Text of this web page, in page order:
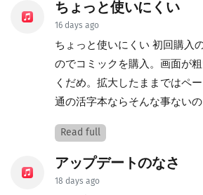
ちょっと使いにくい
16 days ago
ちょっと使いにくい 初回購入
のでコミックを購入。画面が
くだめ。拡大したままではペ
通の活字本ならそんな事ないの
Read full
アップデートのなさ
18 days ago